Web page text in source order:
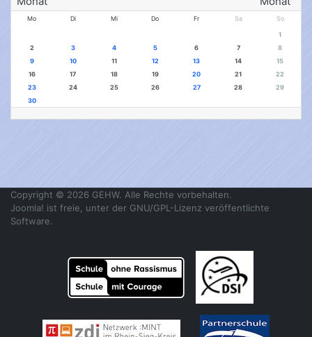
Mo Di Mi Do Fr Sa So
1
2
3 4 5 6 7
8
9
10 11 12 13 14
15
16
17 18 19 20 21
22
23
24 25 26 27 28
29
30
Copyright © 2026 GEHW. Alle Rechte vorbehalten.
Joomla! ist freie, unter der GNU/GPL-Lizenz veröffentlichte
Software.